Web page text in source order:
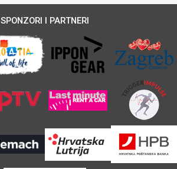
SPONZORI I PARTNERI